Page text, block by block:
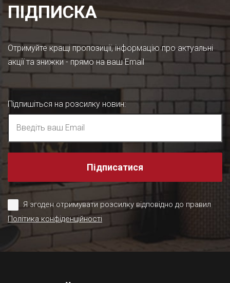
ПІДПИСКА
Отримуйте кращі пропозиції, інформацію про актуальні
акції та знижки - прямо на ваш Email
Підпишіться на розсилку новин:
Підписатися
Я згоден отримувати розсилку відповідно до правил
Політика конфіденційності